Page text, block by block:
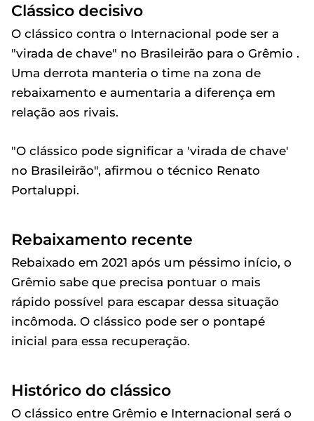
Clássico decisivo
O clássico contra o Internacional pode ser a
"virada de chave" no Brasileirão para o Grêmio .
Uma derrota manteria o time na zona de
rebaixamento e aumentaria a diferença em
relação aos rivais.
"O clássico pode significar a 'virada de chave'
no Brasileirão", afirmou o técnico Renato
Portaluppi.
Rebaixamento recente
Rebaixado em 2021 após um péssimo início, o
Grêmio sabe que precisa pontuar o mais
rápido possível para escapar dessa situação
incômoda. O clássico pode ser o pontapé
inicial para essa recuperação.
Histórico do clássico
O clássico entre Grêmio e Internacional será o